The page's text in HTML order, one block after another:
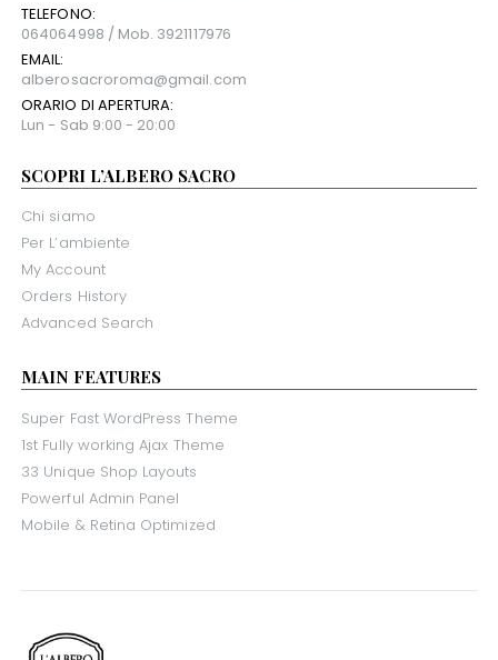
TELEFONO:
064064998 / Mob. 3921117976
EMAIL:
alberosacroroma@gmail.com
ORARIO DI APERTURA:
Lun - Sab 9:00 - 20:00
SCOPRI L’ALBERO SACRO
Chi siamo
Per L’ambiente
My Account
Orders History
Advanced Search
MAIN FEATURES
Super Fast WordPress Theme
1st Fully working Ajax Theme
33 Unique Shop Layouts
Powerful Admin Panel
Mobile & Retina Optimized